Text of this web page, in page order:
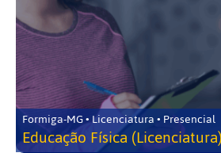
Formiga-MG • Licenciatura • Presencial
Educação Física (Licenciatura)